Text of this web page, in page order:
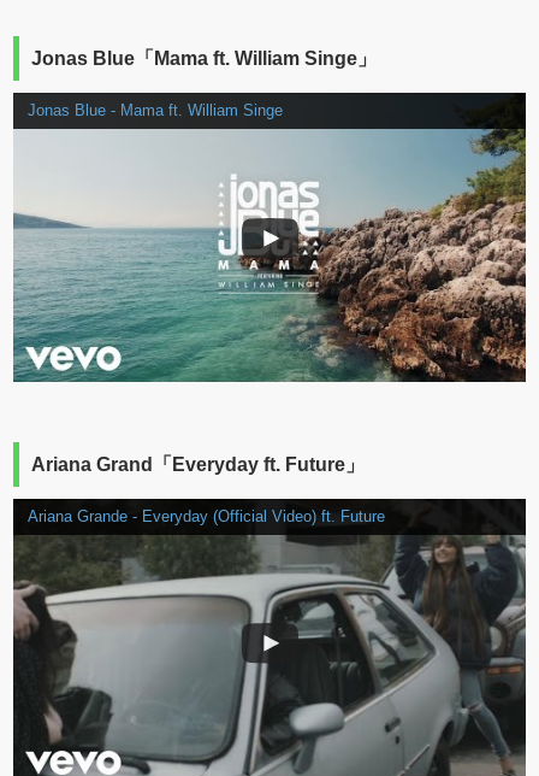
Jonas Blue「Mama ft. William Singe」
Jonas Blue - Mama ft. William Singe
Ariana Grand「Everyday ft. Future」
Ariana Grande - Everyday (Official Video) ft. Future